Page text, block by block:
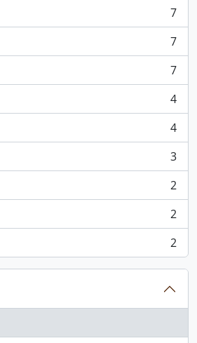
7
7
7
4
4
3
2
2
2